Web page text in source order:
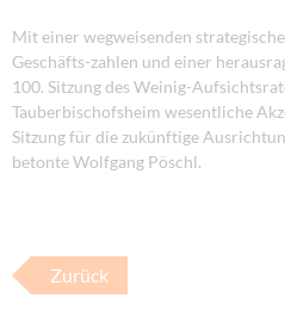
Mit einer wegweisenden
Geschäfts-zahlen und einer
100. Sitzung des Weinig-
Tauberbischofsheim wesentliche
Sitzung für die zukünftige
betonte Wolfgang Pöschl.
Zurück